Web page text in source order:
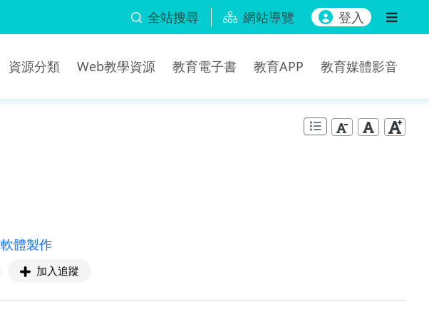
全站搜尋 網站導覽 登入
資源分類 Web教學資源 教育電子書 教育APP 教育媒體影音
軟體製作
加入追蹤